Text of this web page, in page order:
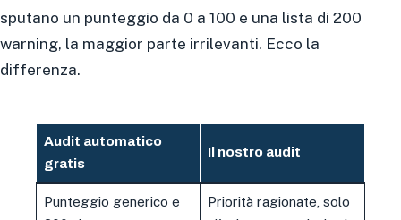
sputano un punteggio da 0 a 100 e una lista di 200
warning, la maggior parte irrilevanti. Ecco la
differenza.
Audit automatico
gratis
Il nostro audit
Punteggio generico e
Priorità ragionate, solo